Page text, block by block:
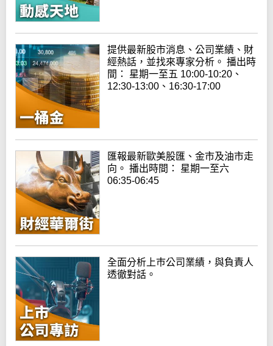
提供最新股市消息、公司業績、財
經熱話，並找來專家分析。 播出時
間： 星期一至五 10:00-10:20、
12:30-13:00、16:30-17:00
匯報最新歐美股匯、金市及油市走
向。 播出時間： 星期一至六
06:35-06:45
全面分析上巿公司業績，與負責人
透徹對話。